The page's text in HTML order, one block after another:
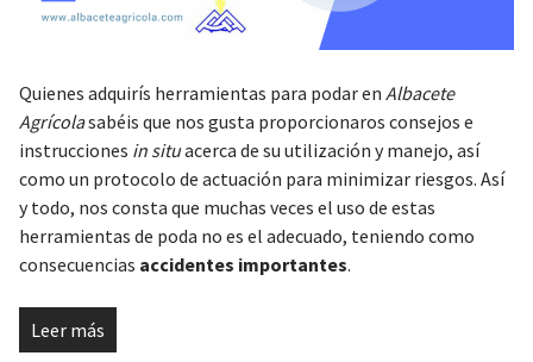
Quienes adquirís herramientas para podar en Albacete
Agrícolasabéis que nos gusta proporcionaros consejos e
instrucciones in situacerca de su utilización y manejo, así
como un protocolo de actuación para minimizar riesgos. Así
y todo, nos consta que muchas veces el uso de estas
herramientas de poda no es el adecuado, teniendo como
consecuencias accidentes importantes.
Leer más